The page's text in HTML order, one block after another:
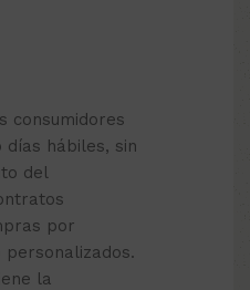
consumidores
hábiles, sin
del
por
la